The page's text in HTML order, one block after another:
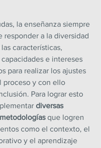
la enseñanza siempre
responder a la diversidad
características,
e intereses
para realizar los ajustes
proceso y con ello
Para lograr esto
diversas
que logren
como el contexto, el
y el aprendizaje